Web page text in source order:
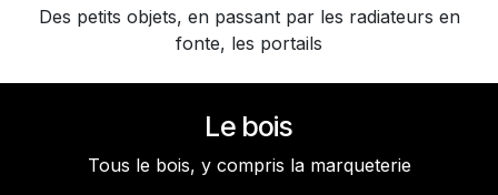
Des petits objets, en passant par les radiateurs en
fonte, les portails
Le bois
Tous le bois, y compris la marqueterie